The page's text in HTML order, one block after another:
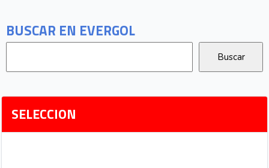
BUSCAR EN EVERGOL
SELECCION